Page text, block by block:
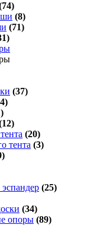
(8)
(71)
(37)
(20)
тента (3)
(25)
(34)
опоры (89)